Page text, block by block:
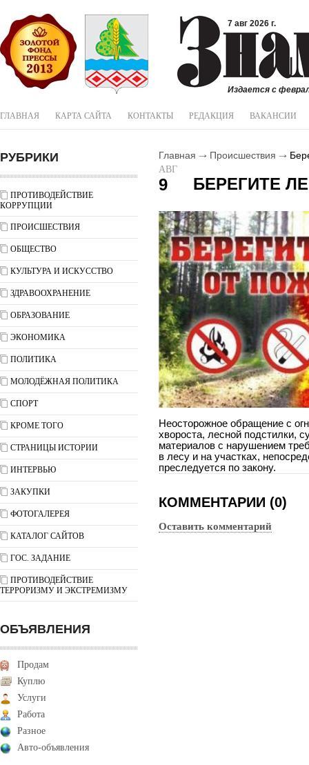
7 авг 2026 г.
Издается с
ГЛАВНАЯ КАРТА САЙТА КОНТАКТЫ РЕДАКЦИЯ ВАКАНСИИ
РУБРИКИ
ПРОТИВОДЕЙСТВИЕ
КОРРУПЦИИ
ПРОИСШЕСТВИЯ
ОБЩЕСТВО
КУЛЬТУРА И ИСКУССТВО
ЗДРАВООХРАНЕНИЕ
ОБРАЗОВАНИЕ
ЭКОНОМИКА
ПОЛИТИКА
МОЛОДЁЖНАЯ ПОЛИТИКА
СПОРТ
КРОМЕ ТОГО
СТРАНИЦЫ ИСТОРИИ
ИНТЕРВЬЮ
ЗАКУПКИ
ФОТОГАЛЕРЕЯ
КАТАЛОГ САЙТОВ
ГОС. ЗАДАНИЕ
ПРОТИВОДЕЙСТВИЕ
ТЕРРОРИЗМУ И ЭКСТРЕМИЗМУ
ОБЪЯВЛЕНИЯ
Продам
Куплю
Услуги
Работа
Разное
Авто-объявления
Главная Происшествия
АВГ
9 БЕРЕГИТЕ
Неосторожное обращение с
хвороста, лесной подстилки,
материалов с нарушением
в лесу и на участках,
преследуется по закону.
КОММЕНТАРИИ (0)
Оставить комментарий